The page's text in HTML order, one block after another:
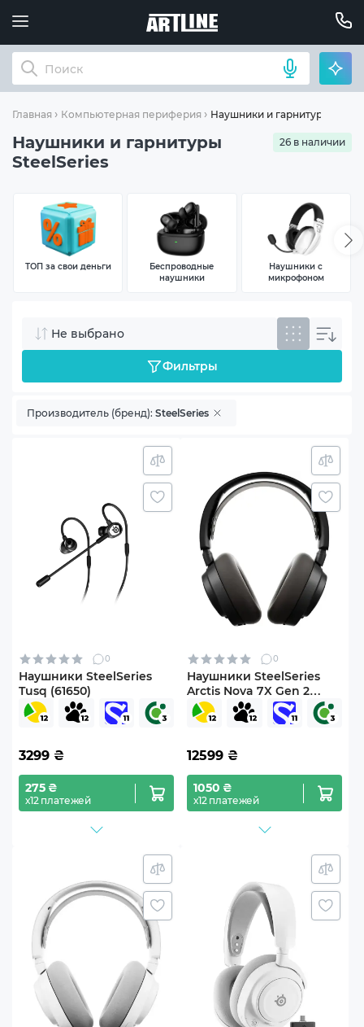
Главная Компьютерная периферия Наушники и гарнитуры
Наушники и гарнитуры
SteelSeries
26 в наличии
ТОП за свои деньги
Беспроводные
наушники
Наушники с
микрофоном
Не выбрано
Фильтры
Производитель (бренд): SteelSeries
0
Наушники SteelSeries
Tusq (61650)
3299 ₴
275 ₴
х12 платежей
0
Наушники SteelSeries
Arctis Nova 7X Gen 2
Wireless Black (61758)
12599 ₴
1050 ₴
х12 платежей